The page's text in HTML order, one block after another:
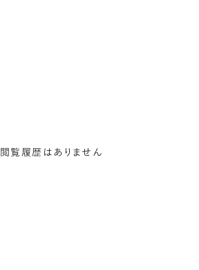
閲覧履歴はありません